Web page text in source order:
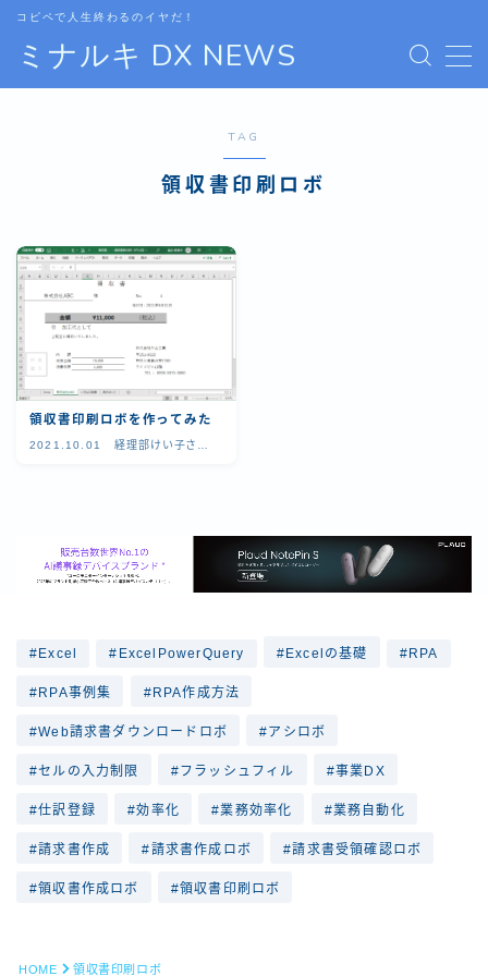
ミナルキ DX NEWS
コピペで人生終わるのイヤだ！
お問合わせ
運営
TAG
領収書印刷ロボ
領収書印刷ロボを作ってみた
2021.10.01
経理部けい子さん
Excel ExcelPowerQuery Excelの基礎 RPA
RPA事例集 RPA作成方法
Web請求書ダウンロードロボ アシロボ
セルの入力制限 フラッシュフィル 事業DX
仕訳登録 効率化 業務効率化 業務自動化
請求書作成 請求書作成ロボ 請求書受領確認ロボ
領収書作成ロボ 領収書印刷ロボ
HOME 領収書印刷ロボ